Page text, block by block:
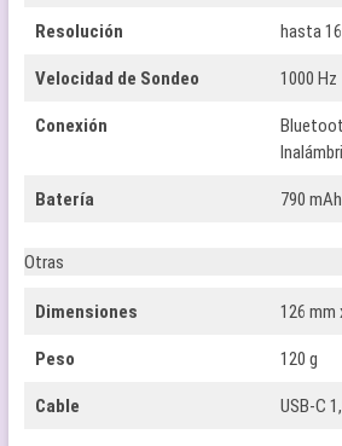
Resolución hasta
Velocidad de Sondeo 1000 Hz
Conexión
Batería 790 mAh
Otras
Dimensiones 126 mm
Peso 120 g
Cable USB-C